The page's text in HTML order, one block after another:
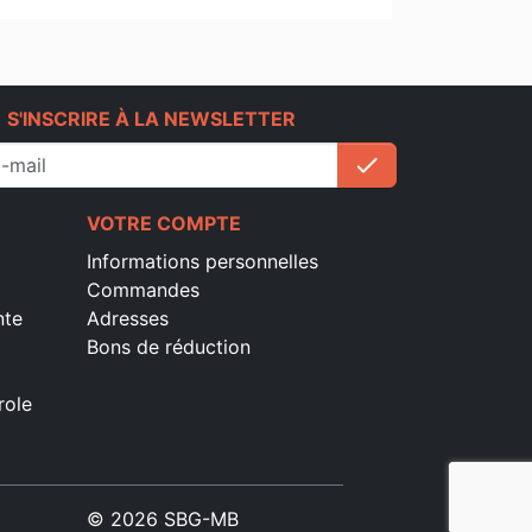
S'INSCRIRE À LA NEWSLETTER
check
VOTRE COMPTE
Informations personnelles
Commandes
Adresses
Bons de réduction
© 2026 SBG-MB